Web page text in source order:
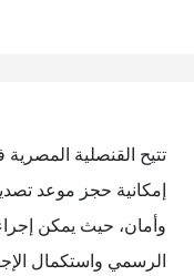
تتيح القنصلية
إمكانية حجز موعد
وأمان، حيث يمكن
الرسمي واستكمال